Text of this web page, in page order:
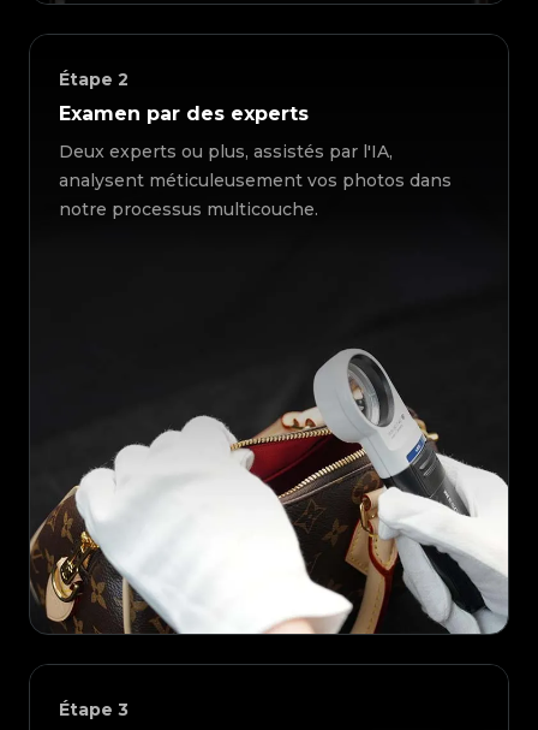
Étape 2
Examen par des experts
Deux experts ou plus, assistés par l'IA,
analysent méticuleusement vos photos dans
notre processus multicouche.
Étape 3